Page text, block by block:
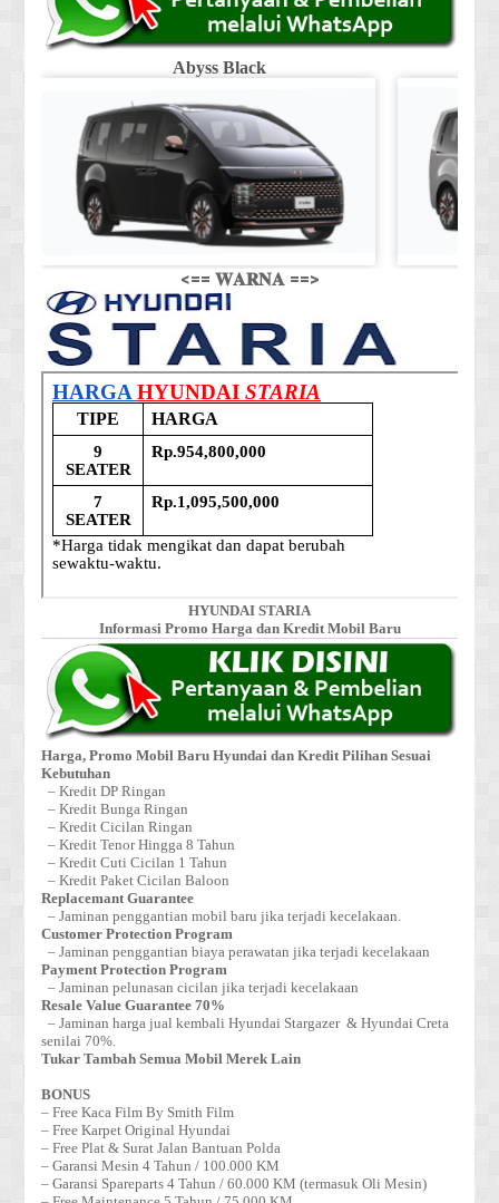
Abyss Black
<== 𝐖𝐀𝐑𝐍𝐀 ==>
HYUNDAI STARIA
Informasi Promo Harga dan Kredit Mobil Baru
Harga, Promo Mobil Baru Hyundai dan Kredit Pilihan Sesuai
Kebutuhan
– Kredit DP Ringan
– Kredit Bunga Ringan
– Kredit Cicilan Ringan
– Kredit Tenor Hingga 8 Tahun
– Kredit Cuti Cicilan 1 Tahun
– Kredit Paket Cicilan Baloon
Replacemant Guarantee
– Jaminan penggantian mobil baru jika terjadi kecelakaan.
Customer Protection Program
– Jaminan penggantian biaya perawatan jika terjadi kecelakaan
Payment Protection Program
– Jaminan pelunasan cicilan jika terjadi kecelakaan
Resale Value Guarantee 70%
– Jaminan harga jual kembali Hyundai Stargazer & Hyundai Creta
senilai 70%.
Tukar Tambah Semua Mobil Merek Lain
BONUS
– Free Kaca Film By Smith Film
– Free Karpet Original Hyundai
– Free Plat & Surat Jalan Bantuan Polda
– Garansi Mesin 4 Tahun / 100.000 KM
– Garansi Spareparts 4 Tahun / 60.000 KM (termasuk Oli Mesin)